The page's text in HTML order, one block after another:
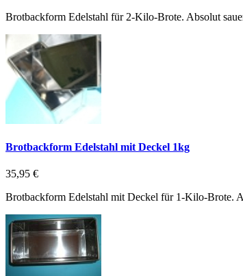
Brotbackform Edelstahl für 2-Kilo-Brote. Absolut
Brotbackform Edelstahl mit Deckel 1kg
35,95 €
Brotbackform Edelstahl mit Deckel für 1-Kilo-Brote.